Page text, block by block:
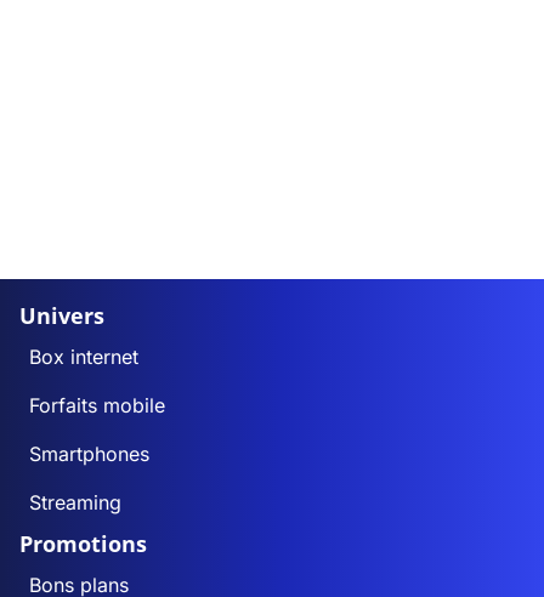
Univers
Box internet
Forfaits mobile
Smartphones
Streaming
Promotions
Bons plans